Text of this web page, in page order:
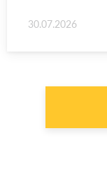
30.07.2026